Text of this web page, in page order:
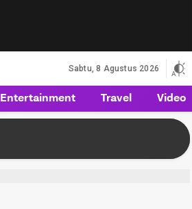
Sabtu, 8 Agustus 2026
Entertainment Travel Video